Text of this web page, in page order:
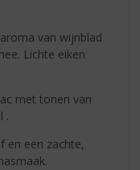
van wijnblad
Lichte eiken
met tonen van
.
en een zachte,